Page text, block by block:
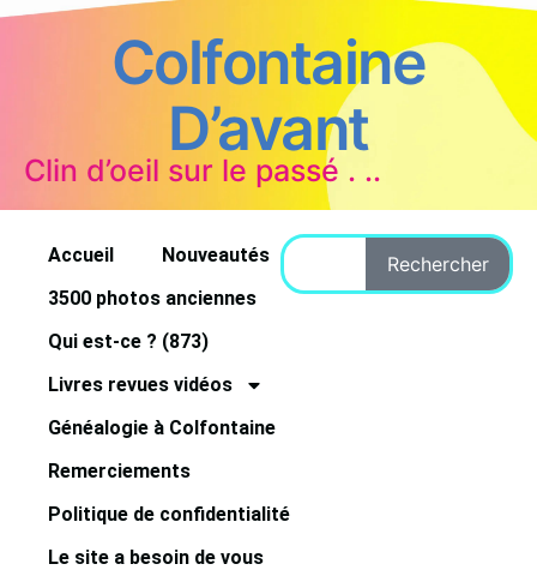
Colfontaine
D’avant
Clin d’oeil sur le passé . ..
Accueil
Nouveautés
3500 photos anciennes
Qui est-ce ? (873)
Livres revues vidéos
Généalogie à Colfontaine
Remerciements
Politique de confidentialité
Le site a besoin de vous
Rechercher